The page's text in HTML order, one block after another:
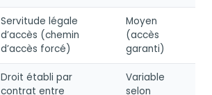
Servitude légale
d’accès (chemin
d’accès forcé)
Moyen
(accès
garanti)
Droit établi par
contrat entre
Variable
selon